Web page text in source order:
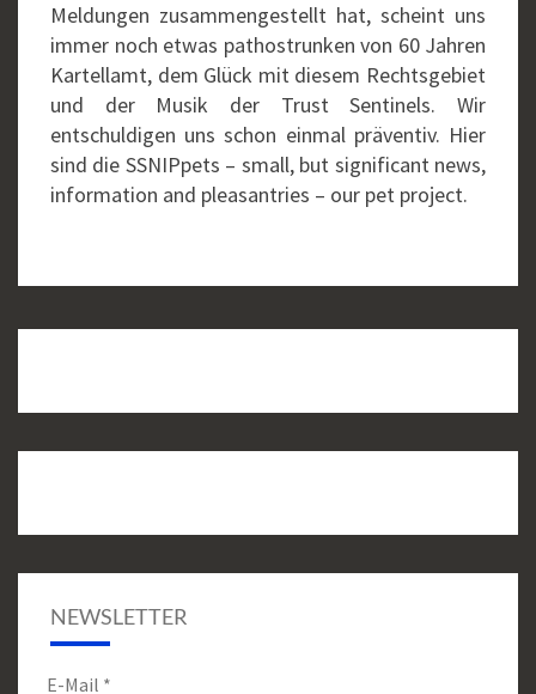
Meldungen zusammengestellt hat, scheint uns
immer noch etwas pathostrunken von 60 Jahren
Kartellamt, dem Glück mit diesem Rechtsgebiet
und der Musik der Trust Sentinels. Wir
entschuldigen uns schon einmal präventiv. Hier
sind die SSNIPpets – small, but significant news,
information and pleasantries – our pet project.
NEWSLETTER
E-Mail *